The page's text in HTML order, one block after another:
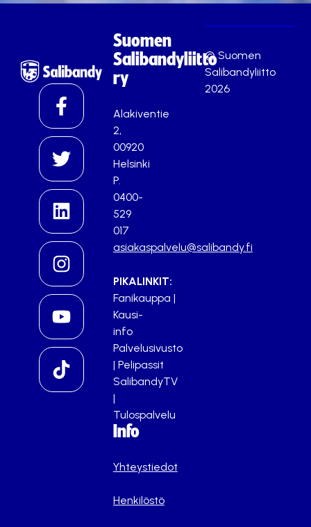
Suomen
Salibandyliitto
ry
Alakiventie
2,
00920
Helsinki
P.
0400-
529
017
asiakaspalvelu@salibandy.fi
PIKALINKIT:
Fanikauppa |
Kausi-
info
Palvelusivusto
| Pelipassit
SalibandyTV
|
Tulospalvelu
Info
Yhteystiedot
Henkilöstö
© Suomen
Salibandyliitto
2026